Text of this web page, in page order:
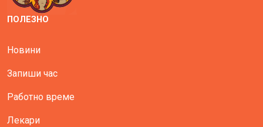
ПОЛЕЗНО
Новини
Запиши час
Работно време
Лекари